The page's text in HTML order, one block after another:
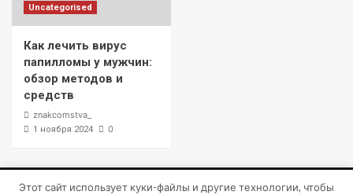
Uncategorised
Как лечить вирус
папилломы у мужчин:
обзор методов и
средств
znakcomstva_
1 ноября 2024 0
Этот сайт использует куки-файлы и другие технологии, чтобы